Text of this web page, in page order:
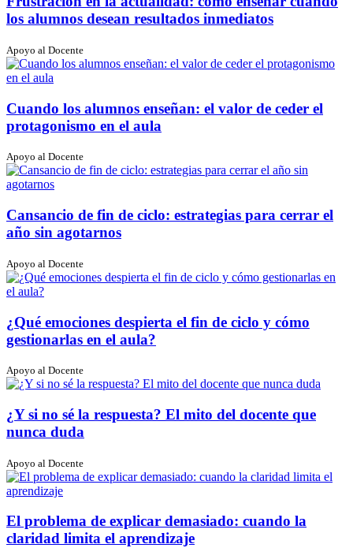
los alumnos desean resultados inmediatos
Apoyo al Docente
Cuando los alumnos enseñan: el valor de ceder el
protagonismo en el aula
Apoyo al Docente
Cansancio de fin de ciclo: estrategias para cerrar el
año sin agotarnos
Apoyo al Docente
¿Qué emociones despierta el fin de ciclo y cómo
gestionarlas en el aula?
Apoyo al Docente
¿Y si no sé la respuesta? El mito del docente que
nunca duda
Apoyo al Docente
El problema de explicar demasiado: cuando la
claridad limita el aprendizaje